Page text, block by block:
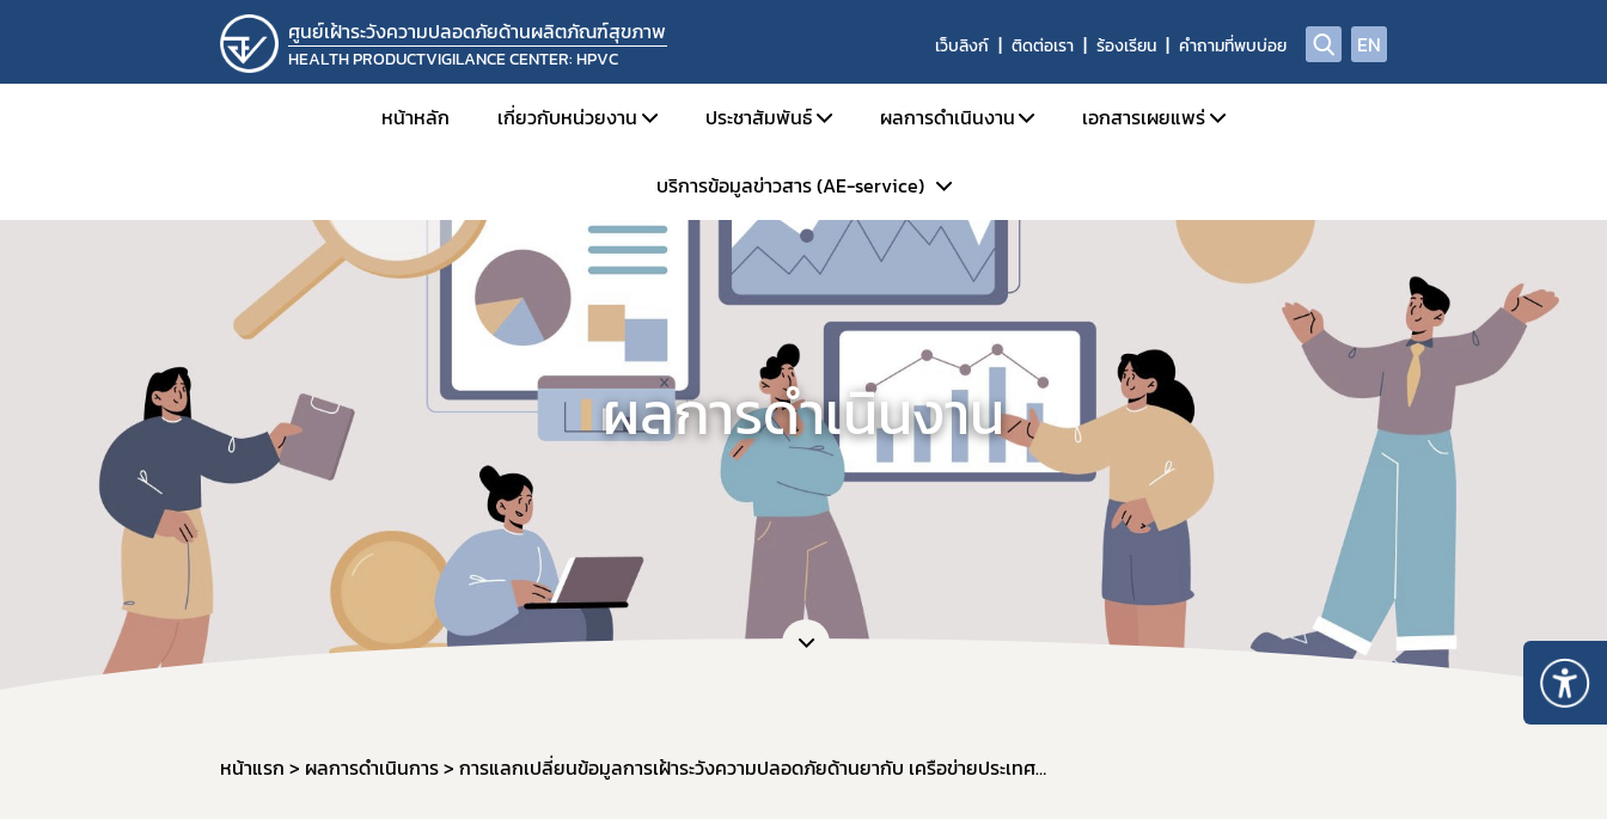
ศูนย์เฝ้าระวังความปลอดภัยด้านผลิตภัณฑ์สุขภาพ
HEALTH PRODUCTVIGILANCE CENTER: HPVC
เว็บลิงก์ ติดต่อเรา ร้องเรียน คำถามที่พบบ่อย EN
หน้าหลัก เกี่ยวกับหน่วยงาน
ประวัติความเป็นมา
โครงสร้างหน่วยงาน
บทบาทหน้าที่
ประชาสัมพันธ์
ข่าวด้านความปลอดภัย
สื่อสารความเสี่ยง
รับฟังความคิดเห็น
ประชุม อบรม สัมมนา
ถาม - ตอบ (Q&A)
ผลการดำเนินงาน
ผลการดำเนินงานประจำเดือน
ผลการดำเนินงานประจำปี
ผลการประเมินระบบการรายงาน AE
สรุปสถิติรายงาน ADR/AE
ข้อมูลแลกเปลี่ยน ASEAN Post Marketing Alert System PMAS
WHO Rapid Alert
การแลกเปลี่ยนข้อมูลการเฝ้าระวังความปลอดภัยด้านยากับเครือข่าย (South – East Asia
เอกสารเผยแพร่
วารสารข่าวสารด้านยาและผลิตภัณฑ์สุขภาพ
คู่มือแนวทาง
สรุปรายงานเหตุการณ์ไม่พึงประสงค์จากการใช้ยาประจำปี
สรุปรายงานผลการทำงานอันผิดปกติของเครื่องมือแพทย์ฯ
สรุปรายงานการใช้ยาสมุนไพรตามบัญชียาหลักแห่งชาติ
รายงานผลการเฝ้าระวังความปลอดภัยจากการใช้ยาที่รักษาโรค
คลังความรู้และสื่อวิดีทัศน์
Infographic ผลิตภัณฑ์สุขภาพ
Medsafety Week
สรุปเลขที่รายงานที่ไม่สมบูรณ์
บริการข้อมูลข่าวสาร (AE-service)
ระเบียบการบริการข้อมูลข่าวสารฯ
ผลการดำเนินงาน
หน้าแรก ผลการดำเนินการ การแลกเปลี่ยนข้อมูลการเฝ้าระวังความปลอดภัยด้านยากับ เครือข่ายประเทศสมาชิกองค์การอนามัยโลกภูมิภาคเอเชียตะวันออกเฉียงใต้ (South – East Asia Regulatory Network : SEARN)